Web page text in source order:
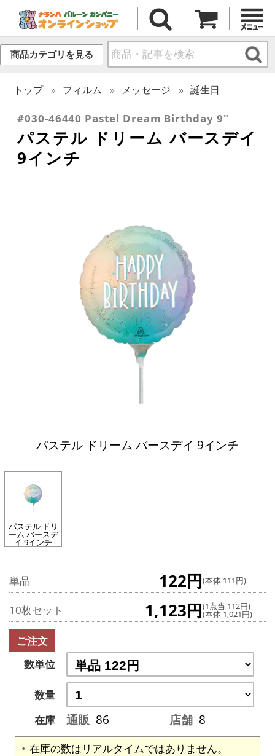
商品カテゴリを見る
トップ フィルム メッセージ 誕生日
#030-46440 Pastel Dream Birthday 9"
パステル ドリーム バースデイ
9インチ
パステル ドリーム バースデイ 9インチ
パステル ドリ
ーム バースデ
イ 9インチ
単品 122円(本体 111円)
10枚セット 1,123円(1点当 112円)
(本体 1,021円)
ご注文
数単位
数量
在庫
通販 86 店舗 8
在庫の数はリアルタイムではありません。